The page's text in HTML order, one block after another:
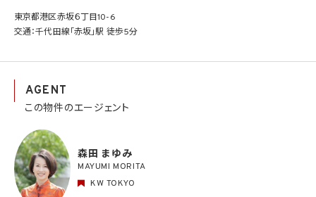
東京都港区赤坂６丁目10-6
交通：千代田線「赤坂」駅 徒歩5分
AGENT
この物件のエージェント
森田 まゆみ
MAYUMI MORITA
KW TOKYO